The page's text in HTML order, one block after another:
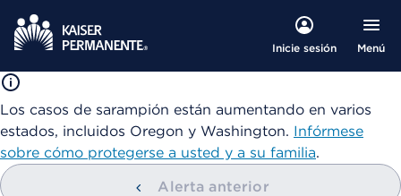
Inicie sesión Menú
Los casos de sarampión están aumentando en varios
estados, incluidos Oregon y Washington. Infórmese
sobre cómo protegerse a usted y a su familia.
Alerta anterior